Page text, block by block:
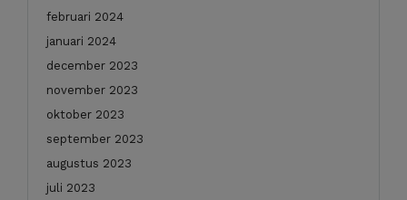
februari 2024
januari 2024
december 2023
november 2023
oktober 2023
september 2023
augustus 2023
juli 2023